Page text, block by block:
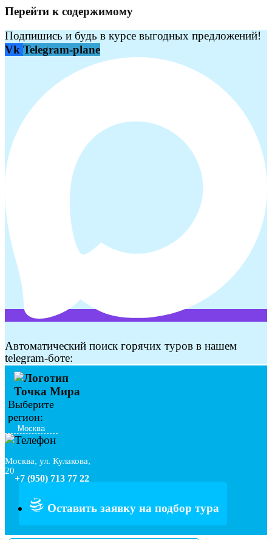
Перейти к содержимому
Подпишись и будь в курсе выгодных предложений!
Vk Telegram-plane
Автоматический поиск горячих туров в нашем
telegram-боте:
Выберите
регион:
Москва, ул. Кулакова,
20
+7 (950) 713 77 22
Оставить заявку на подбор тура